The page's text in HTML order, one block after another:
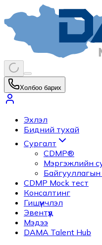
Холбоо барих
Эхлэл
Бидний тухай
Сургалт
CDMP®
Мэргэжлийн
Байгууллагын
CDMP Mock тест
Консалтинг
Гишүүнчлэл
Эвентүүд
Мэдээ
DAMA Talent Hub